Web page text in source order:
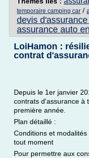
temporaire camping car /
devis
assurance auto
LoiHamon :
contrat
Depuis le 1er janvier
contrats d'assurance à
première année.
Plan détaillé :
Conditions et
tout moment
Pour permettre aux